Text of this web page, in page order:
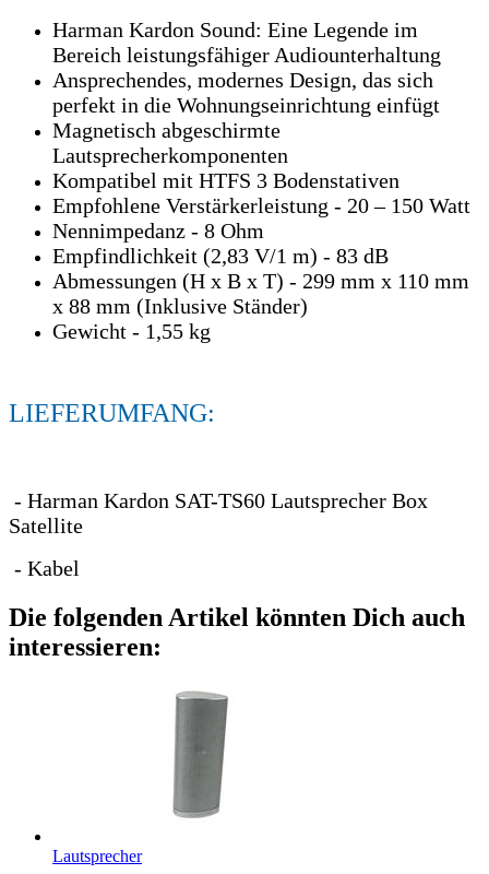
Harman Kardon Sound: Eine Legende im
Bereich leistungsfähiger Audiounterhaltung
Ansprechendes, modernes Design, das sich
perfekt in die Wohnungseinrichtung einfügt
Magnetisch abgeschirmte
Lautsprecherkomponenten
Kompatibel mit HTFS 3 Bodenstativen
Empfohlene Verstärkerleistung - 20 – 150 Watt
Nennimpedanz - 8 Ohm
Empfindlichkeit (2,83 V/1 m) - 83 dB
Abmessungen (H x B x T) - 299 mm x 110 mm
x 88 mm (Inklusive Ständer)
Gewicht - 1,55 kg
LIEFERUMFANG:
- Harman Kardon SAT-TS60 Lautsprecher Box
Satellite
- Kabel
Die folgenden Artikel könnten Dich auch
interessieren:
Lautsprecher